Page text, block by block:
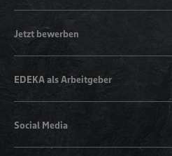
Jetzt bewerben
EDEKA als Arbeitgeber
Social Media